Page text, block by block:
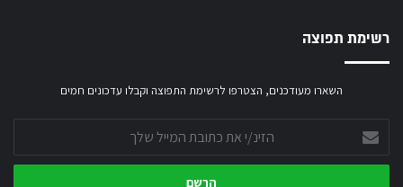
רשימת תפוצה
השארו מעודכנים, הצטרפו לרשימת התפוצה וקבלו עדכונים חמים
הזינ/י
את
כתובת